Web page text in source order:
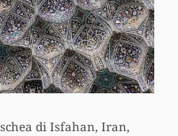
di Isfahan, Iran,